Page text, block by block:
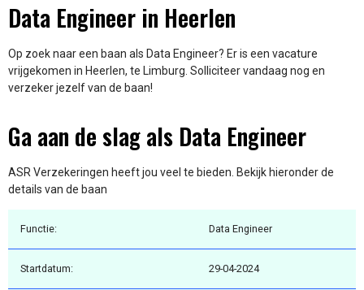
Data Engineer in Heerlen
Op zoek naar een baan als Data Engineer? Er is een vacature
vrijgekomen in Heerlen, te Limburg. Solliciteer vandaag nog en
verzeker jezelf van de baan!
Ga aan de slag als Data Engineer
ASR Verzekeringen heeft jou veel te bieden. Bekijk hieronder de
details van de baan
Functie: Data Engineer
Startdatum: 29-04-2024